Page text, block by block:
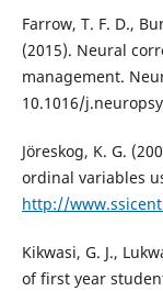
Farrow, T. F. D.,
(2015). Neural
management.
10.1016/
Jöreskog, K. G.
ordinal variables
http://
Kikwasi, G. J.,
of first year